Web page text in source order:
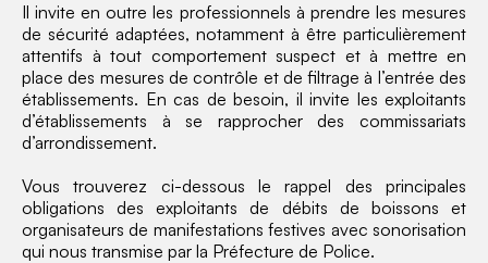
Il invite en outre les professionnels à prendre les mesures
de sécurité adaptées, notamment à être particulièrement
attentifs à tout comportement suspect et à mettre en
place des mesures de contrôle et de filtrage à l’entrée des
établissements. En cas de besoin, il invite les exploitants
d’établissements à se rapprocher des commissariats
d’arrondissement.
Vous trouverez ci-dessous le rappel des principales
obligations des exploitants de débits de boissons et
organisateurs de manifestations festives avec sonorisation
qui nous transmise par la Préfecture de Police.